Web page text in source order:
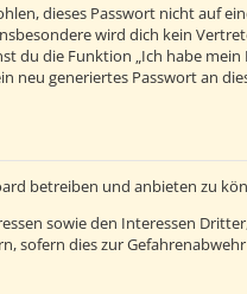
dieses Passwort nicht auf
wird dich kein
du die Funktion „Ich habe mein
neu generiertes Passwort an
betreiben und anbieten zu
sowie den Interessen
sofern dies zur